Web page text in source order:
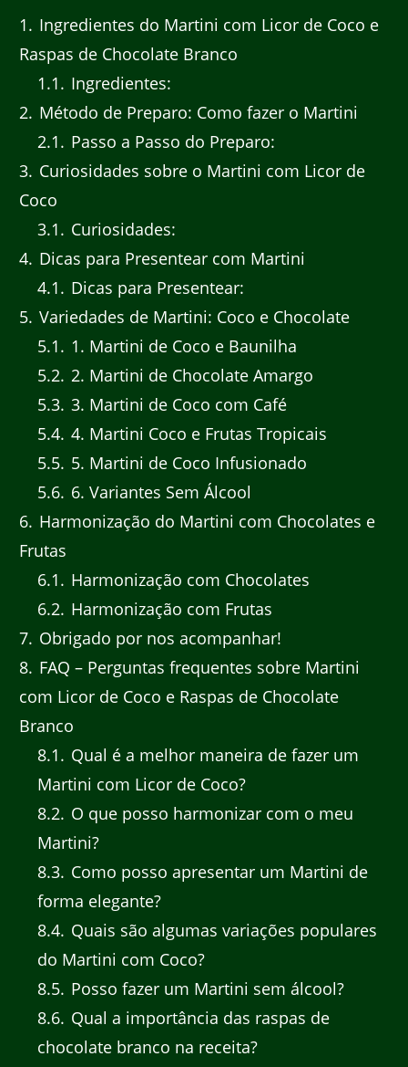
1
Ingredientes do Martini com Licor de Coco e
Raspas de Chocolate Branco
1.1
Ingredientes:
2 Método de Preparo: Como fazer o Martini
2.1
Passo a Passo do Preparo:
3 Curiosidades sobre o Martini com Licor de
Coco
3.1
Curiosidades:
4 Dicas para Presentear com Martini
4.1
Dicas para Presentear:
5 Variedades de Martini: Coco e Chocolate
5.1
1. Martini de Coco e Baunilha
5.2 2. Martini de Chocolate Amargo
5.3 3. Martini de Coco com Café
5.4 4. Martini Coco e Frutas Tropicais
5.5 5. Martini de Coco Infusionado
5.6 6. Variantes Sem Álcool
6 Harmonização do Martini com Chocolates e
Frutas
6.1
Harmonização com Chocolates
6.2 Harmonização com Frutas
7 Obrigado por nos acompanhar!
8 FAQ – Perguntas frequentes sobre Martini
com Licor de Coco e Raspas de Chocolate
Branco
8.1
Qual é a melhor maneira de fazer um
Martini com Licor de Coco?
8.2 O que posso harmonizar com o meu
Martini?
8.3 Como posso apresentar um Martini de
forma elegante?
8.4 Quais são algumas variações populares
do Martini com Coco?
8.5 Posso fazer um Martini sem álcool?
8.6 Qual a importância das raspas de
chocolate branco na receita?